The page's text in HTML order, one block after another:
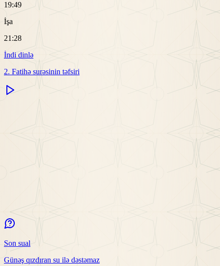
19:49
İşa
21:28
İndi dinlə
2. Fatihə surəsinin təfsiri
Son sual
Günəş qızdıran su ilə dəstəmaz